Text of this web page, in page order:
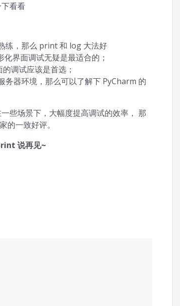
看看
练，那么 print 和 log 大法好
界面调试无疑是最适合的；
调试应该是首选；
务器环境，那么可以了解下 PyCharm 的
些场景下，大幅度提高调试的效率， 那
的一致好评。
说再见~